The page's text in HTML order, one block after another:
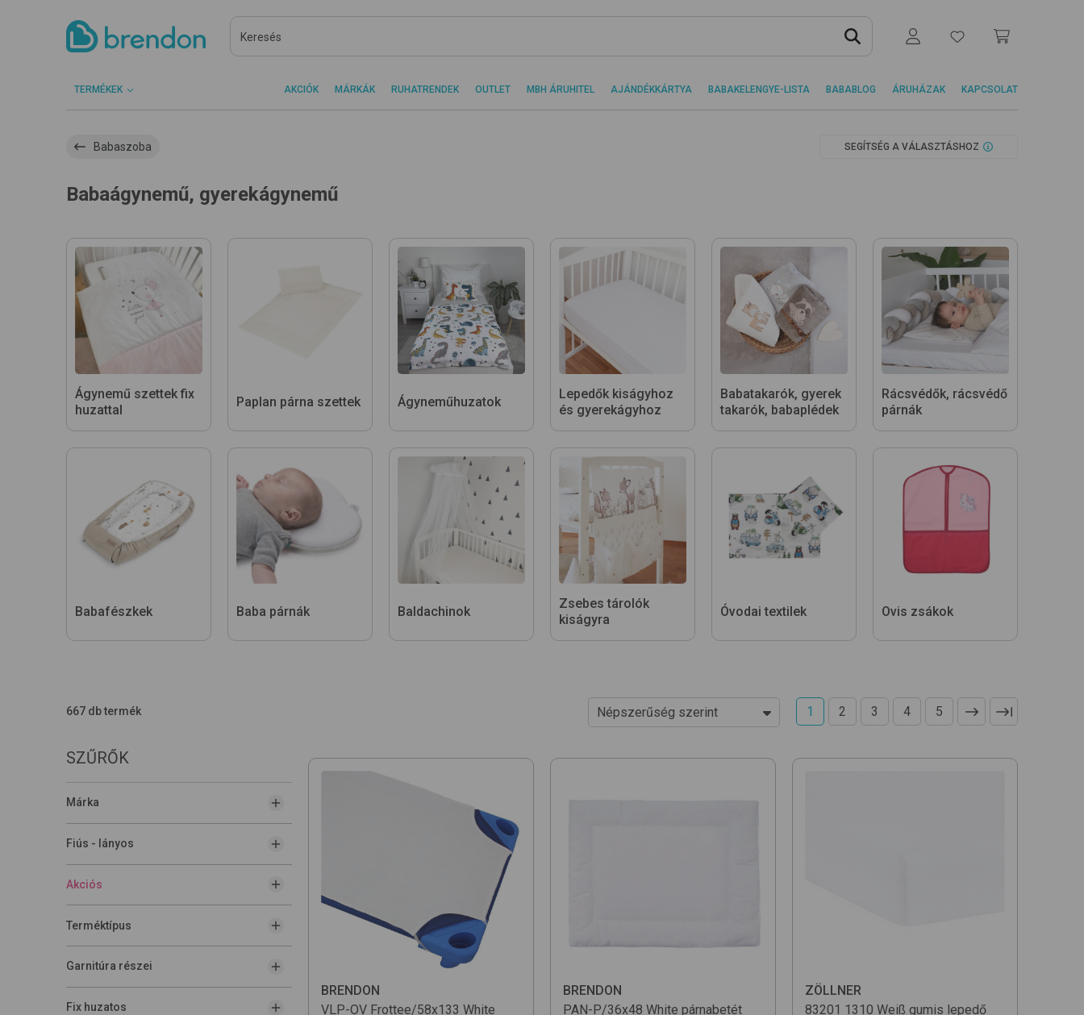
TERMÉKEK AKCIÓK MÁRKÁK RUHATRENDEK OUTLET MBH ÁRUHITEL AJÁNDÉKKÁRTYA BABAKELENGYE-LISTA BABABLOG ÁRUHÁZAK KAPCSOLAT
Babaszoba SEGÍTSÉG A VÁLASZTÁSHOZ
Babaágynemű, gyerekágynemű
Ágynemű szettek fix
huzattal
Paplan párna szettek Ágyneműhuzatok
Lepedők kiságyhoz
és gyerekágyhoz
Babatakarók, gyerek
takarók, babaplédek
Rácsvédők, rácsvédő
párnák
Babafészkek Baba párnák Baldachinok
Zsebes tárolók
kiságyra
Óvodai textilek Ovis zsákok
667 db termék Népszerűség szerint 1 2 3 4 5
SZŰRŐK
Márka
Fiús - lányos
Akciós
Terméktípus
Garnitúra részei
Fix huzatos
BRENDON
VLP-OV Frottee/58x133 White
BRENDON
PAN-P/36x48 White párnabetét
ZÖLLNER
83201 1310 Weiß gumis lepedő